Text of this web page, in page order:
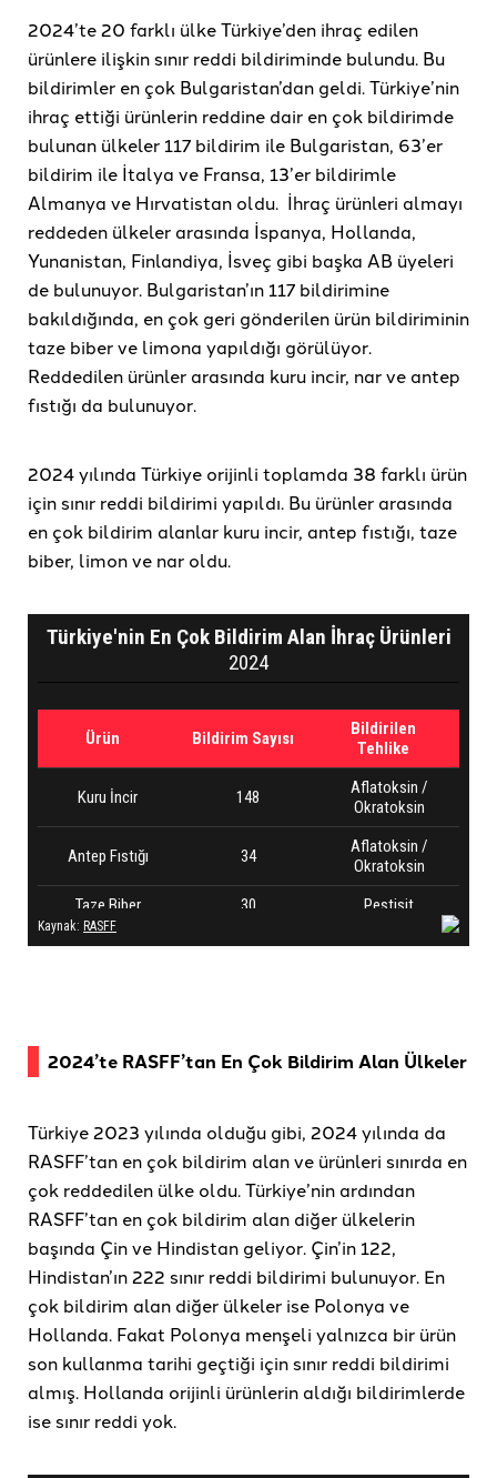
2024’te 20 farklı ülke Türkiye’den ihraç edilen
ürünlere ilişkin sınır reddi bildiriminde bulundu. Bu
bildirimler en çok Bulgaristan’dan geldi. Türkiye’nin
ihraç ettiği ürünlerin reddine dair en çok bildirimde
bulunan ülkeler 117 bildirim ile Bulgaristan, 63’er
bildirim ile İtalya ve Fransa, 13’er bildirimle
Almanya ve Hırvatistan oldu. İhraç ürünleri almayı
reddeden ülkeler arasında İspanya, Hollanda,
Yunanistan, Finlandiya, İsveç gibi başka AB üyeleri
de bulunuyor. Bulgaristan’ın 117 bildirimine
bakıldığında, en çok geri gönderilen ürün bildiriminin
taze biber ve limona yapıldığı görülüyor.
Reddedilen ürünler arasında kuru incir, nar ve antep
fıstığı da bulunuyor.
2024 yılında Türkiye orijinli toplamda 38 farklı ürün
için sınır reddi bildirimi yapıldı. Bu ürünler arasında
en çok bildirim alanlar kuru incir, antep fıstığı, taze
biber, limon ve nar oldu.
2024’te RASFF’tan En Çok Bildirim Alan Ülkeler
Türkiye 2023 yılında olduğu gibi, 2024 yılında da
RASFF’tan en çok bildirim alan ve ürünleri sınırda en
çok reddedilen ülke oldu. Türkiye’nin ardından
RASFF’tan en çok bildirim alan diğer ülkelerin
başında Çin ve Hindistan geliyor. Çin’in 122,
Hindistan’ın 222 sınır reddi bildirimi bulunuyor. En
çok bildirim alan diğer ülkeler ise Polonya ve
Hollanda. Fakat Polonya menşeli yalnızca bir ürün
son kullanma tarihi geçtiği için sınır reddi bildirimi
almış. Hollanda orijinli ürünlerin aldığı bildirimlerde
ise sınır reddi yok.